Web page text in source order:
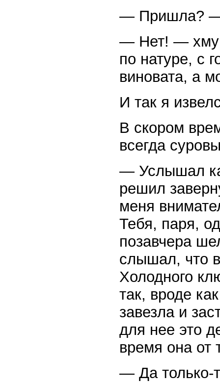
— Пришла? —
— Нет! —
по натуре, с
виновата, а
И так я
В скором
всегда
— Услышал
решил
меня
Тебя, паря,
позавчера
слышал, что
Холодного
так, вроде
завезла и
для нее это
время она от
— Да только-